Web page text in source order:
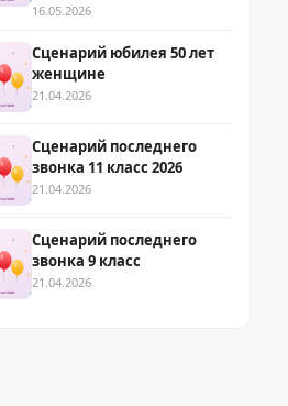
16.05.2026
Сценарий юбилея 50 лет
женщине
21.04.2026
Сценарий последнего
звонка 11 класс 2026
21.04.2026
Сценарий последнего
звонка 9 класс
21.04.2026